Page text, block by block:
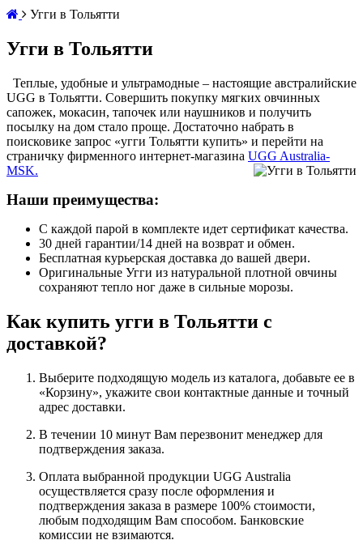
Угги в Тольятти
Угги в Тольятти
Теплые, удобные и ультрамодные – настоящие австралийские
UGG в Тольятти. Совершить покупку мягких овчинных
сапожек, мокасин, тапочек или наушников и получить
посылку на дом стало проще. Достаточно набрать в
поисковике запрос «угги Тольятти купить» и перейти на
страничку фирменного интернет-магазина UGG Australia-
MSK.
Наши преимущества:
С каждой парой в комплекте идет сертификат качества.
30 дней гарантии/14 дней на возврат и обмен.
Бесплатная курьерская доставка до вашей двери.
Оригинальные Угги из натуральной плотной овчины
сохраняют тепло ног даже в сильные морозы.
Как купить угги в Тольятти с
доставкой?
Выберите подходящую модель из каталога, добавьте ее в
«Корзину», укажите свои контактные данные и точный
адрес доставки.
В течении 10 минут Вам перезвонит менеджер для
подтверждения заказа.
Оплата выбранной продукции UGG Australia
осуществляется сразу после оформления и
подтверждения заказа в размере 100% стоимости,
любым подходящим Вам способом. Банковские
комиссии не взимаются.